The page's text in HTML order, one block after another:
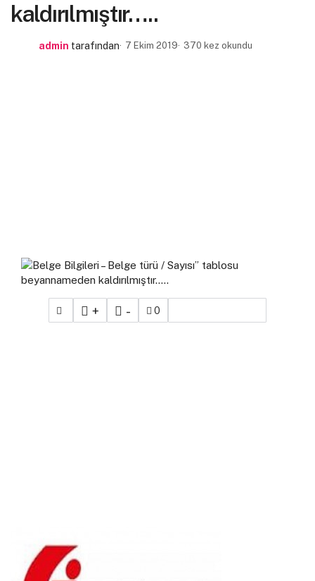
kaldırılmıştır…..
admin tarafından 7 Ekim 2019 370 kez okundu
+ - 0